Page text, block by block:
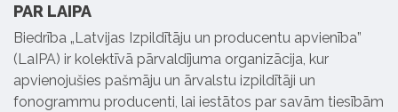
PAR LAIPA
Biedrība „Latvijas Izpildītāju un producentu apvienība”
(LaIPA) ir kolektīvā pārvaldījuma organizācija, kur
apvienojušies pašmāju un ārvalstu izpildītāji un
fonogrammu producenti, lai iestātos par savām tiesībām